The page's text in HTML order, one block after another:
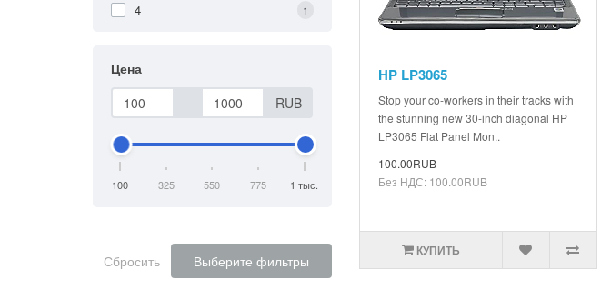
4 1
Цена
-
RUB
100 325 550 775 1 тыс.
Сбросить Выберите фильтры
HP LP3065
Stop your co-workers in their tracks with
the stunning new 30-inch diagonal HP
LP3065 Flat Panel Mon..
100.00RUB
Без НДС: 100.00RUB
КУПИТЬ